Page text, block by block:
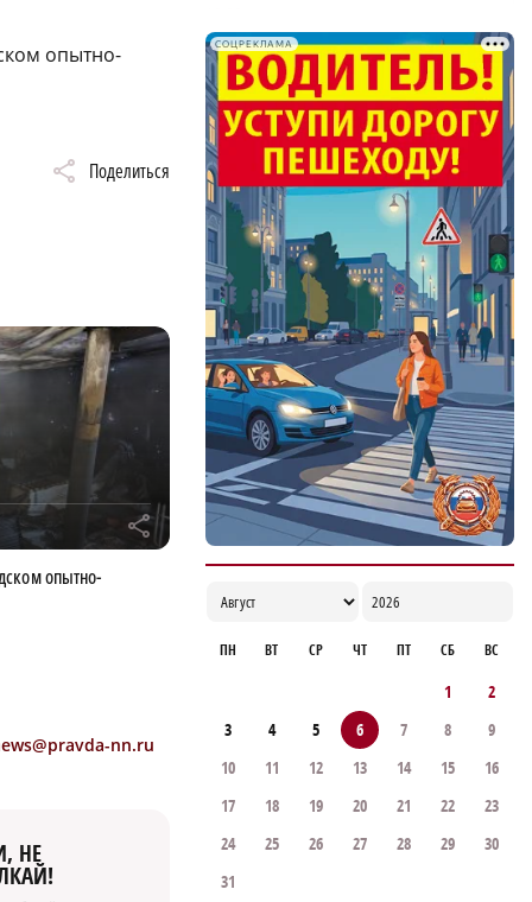
опытно-
Поделиться
r
опытно-
nn.ru
НЕ
На 12 млрд рублей уменьшился госдолг
Нижегородской области
18:39
В Нижегородской области тестируют
дроны для контроля сброса мусора
18:37
В Нижегородской области выделят 10 млн
рублей на поддержку «СВОё дело»
18:08
34 млрд рублей направят на поддержку
нижегородских семей в этом году
18:03
СОЦРЕКЛАМА
ПН ВТ СР ЧТ ПТ СБ ВС
1
2
3
4 5 6 7 8
9
10
11 12 13 14 15
16
17
18 19 20 21 22
23
24
25 26 27 28 29
30
31